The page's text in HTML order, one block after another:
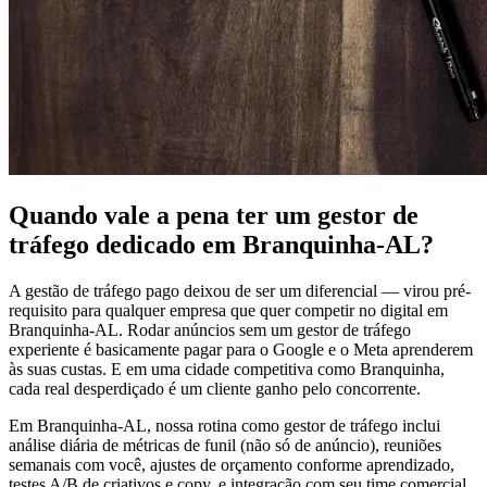
Quando vale a pena ter um gestor de
tráfego dedicado em Branquinha-AL?
A gestão de tráfego pago deixou de ser um diferencial — virou pré-
requisito para qualquer empresa que quer competir no digital em
Branquinha-AL. Rodar anúncios sem um gestor de tráfego
experiente é basicamente pagar para o Google e o Meta aprenderem
às suas custas. E em uma cidade competitiva como Branquinha,
cada real desperdiçado é um cliente ganho pelo concorrente.
Em Branquinha-AL, nossa rotina como gestor de tráfego inclui
análise diária de métricas de funil (não só de anúncio), reuniões
semanais com você, ajustes de orçamento conforme aprendizado,